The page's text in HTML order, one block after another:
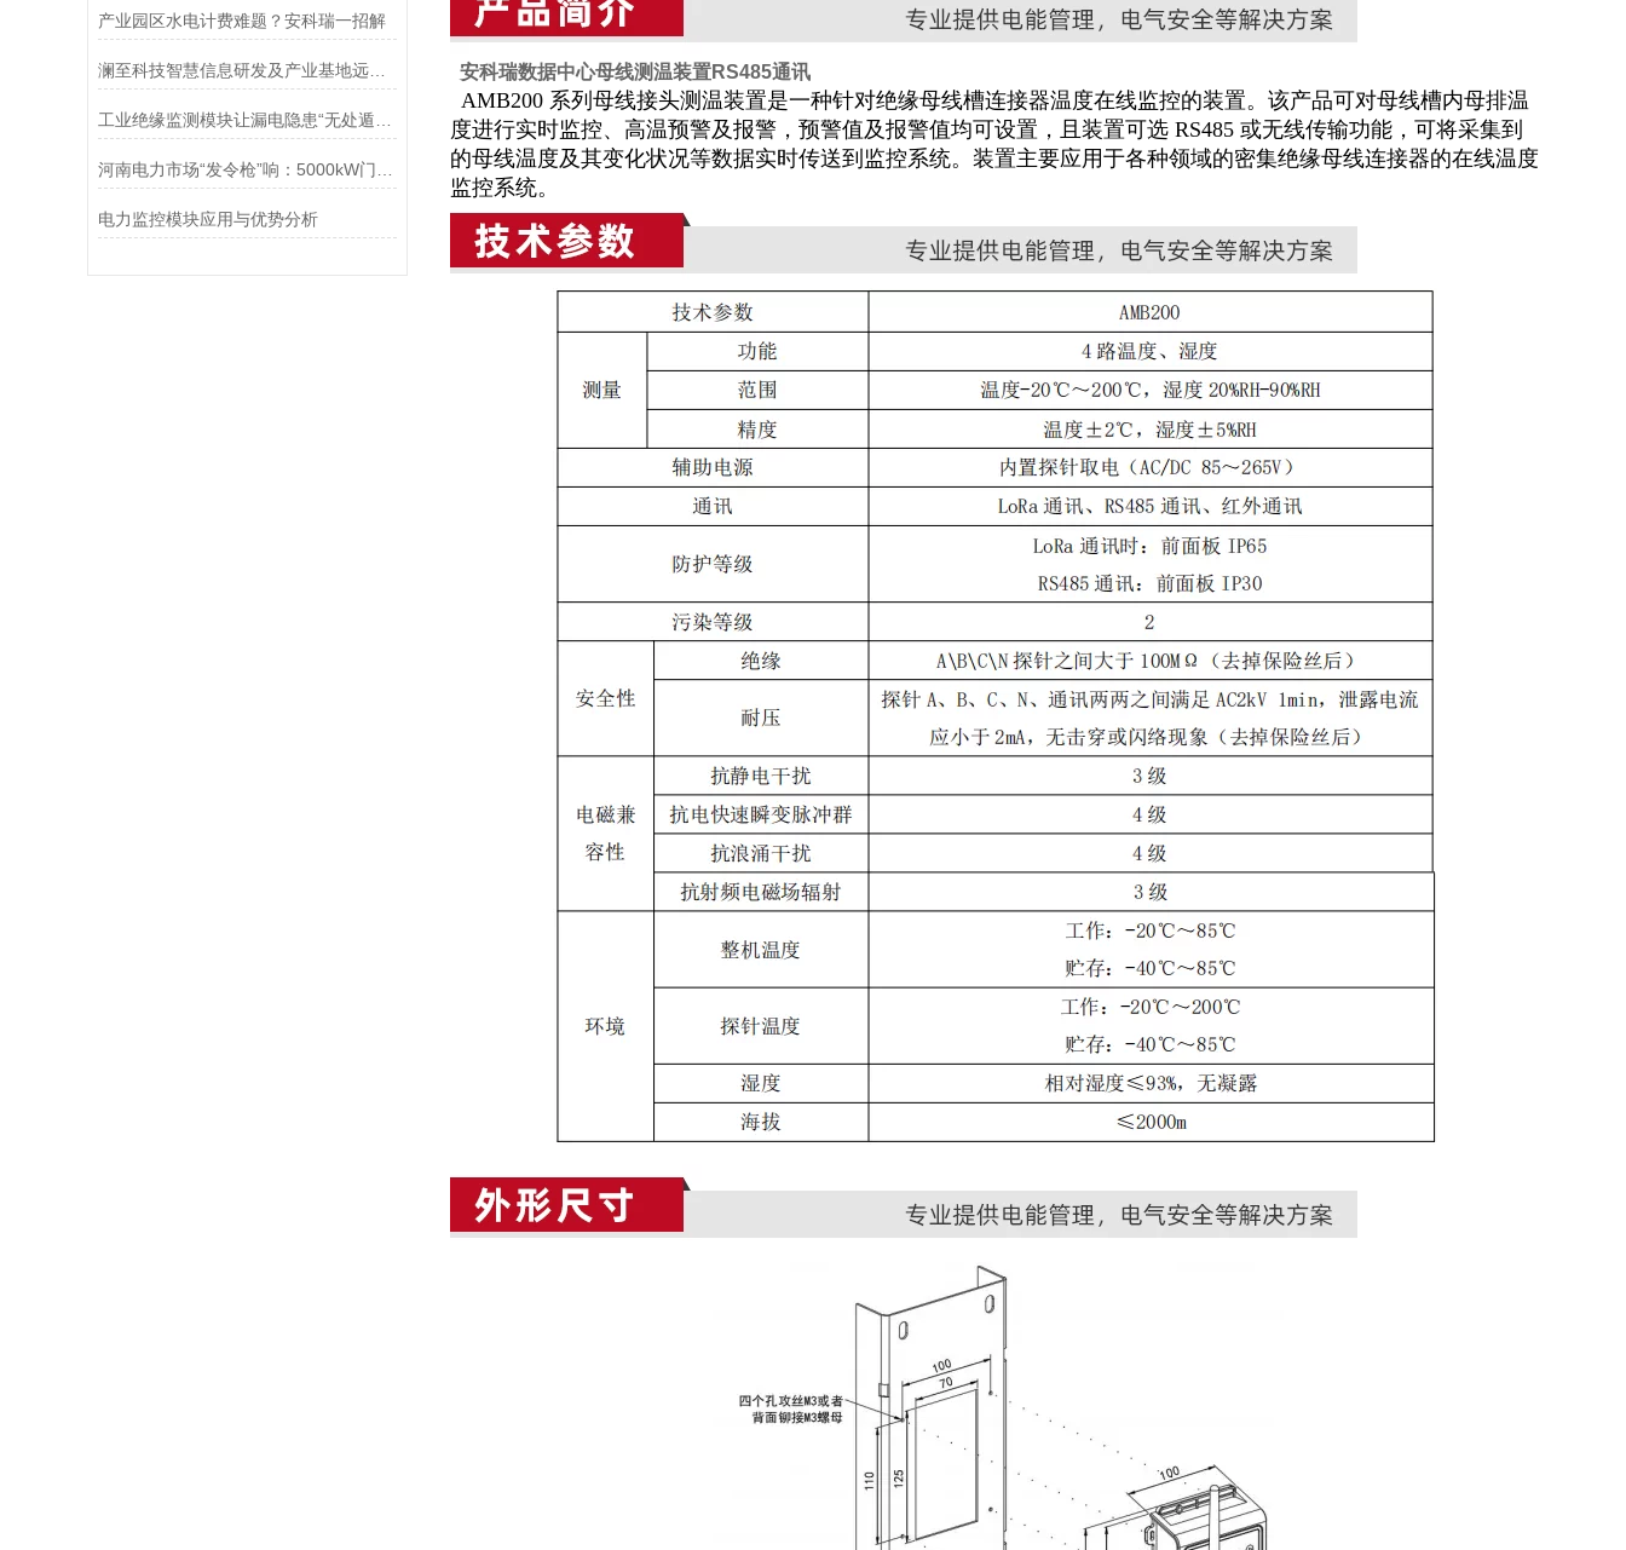
产业园区水电计费难题？安科瑞一招解
澜至科技智慧信息研发及产业基地远程预付费电能管理系统设计及应用
电力监控模块应用与优势分析
安科瑞数据中心母线测温装置RS485通讯
AMB200 系列母线接头测温装置是一种针对绝缘母线槽连接器温度在线监控的装置。该产品可对母线槽内母排温
度进行实时监控、高温预警及报警，预警值及报警值均可设置，且装置可选 RS485 或无线传输功能， 可将采集到
的母线温度及其变化状况等数据实时传送到监控系统。装置主要应用于各种领域的密集绝缘母线连接器的在线温度
监控系统。